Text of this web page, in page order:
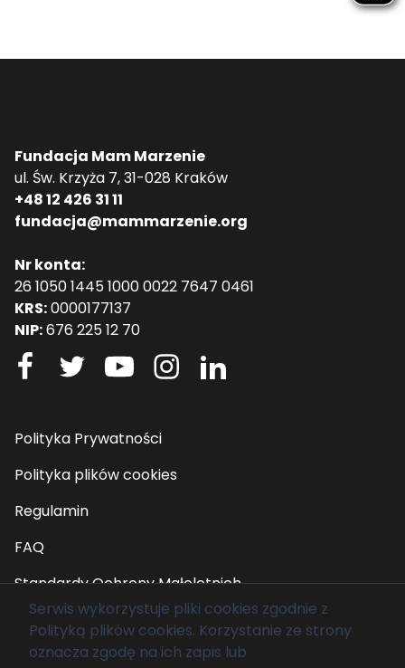
Fundacja Mam Marzenie
ul. Św. Krzyża 7, 31-028 Kraków
+48 12 426 31 11
fundacja@mammarzenie.org
Nr konta:
26 1050 1445 1000 0022 7647 0461
KRS:0000177137
NIP:676 225 12 70
Polityka Prywatności
Polityka plików cookies
Regulamin
FAQ
Standardy Ochrony Małoletnich
© 2026 Fundacja Mam Marzenie. Wszelkie prawa
zastrzeżone.
Serwis wykorzystuje pliki cookies zgodnie z
Polityką plików cookies. Korzystanie ze strony
oznacza zgodę na ich zapis lub